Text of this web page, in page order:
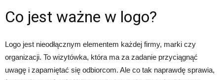
Co jest ważne w logo?
Logo jest nieodłącznym elementem każdej firmy, marki czy
organizacji. To wizytówka, która ma za zadanie przyciągnąć
uwagę i zapamiętać się odbiorcom. Ale co tak naprawdę sprawia,